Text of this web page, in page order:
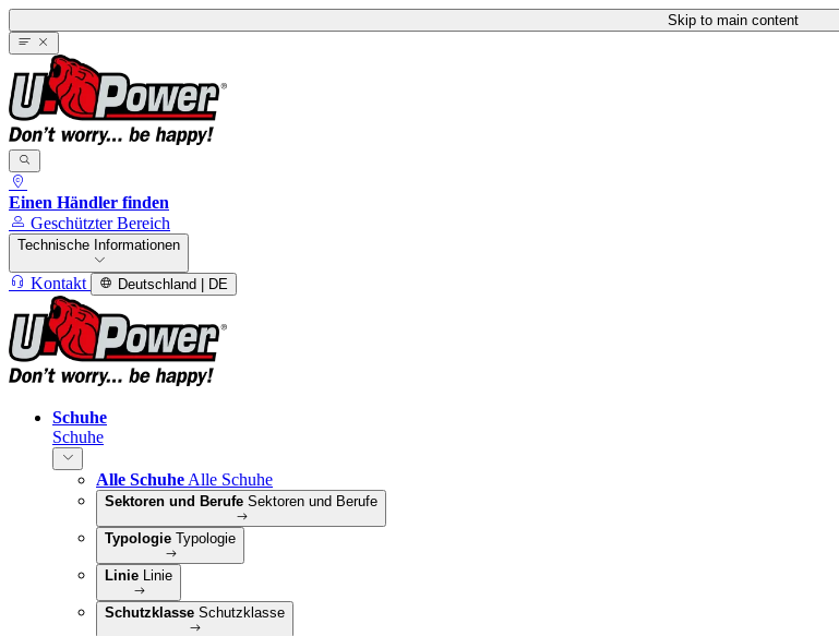
Skip to main content
Einen Händler finden
Geschützter Bereich
Technische Informationen
Kontakt Deutschland | DE
Schuhe
Schuhe
Alle Schuhe Alle Schuhe
Sektoren und Berufe Sektoren und Berufe
Typologie Typologie
Linie Linie
Schutzklasse Schutzklasse